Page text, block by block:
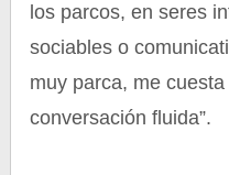
los parcos, en seres
sociables o
muy parca, me
conversación fluida”.